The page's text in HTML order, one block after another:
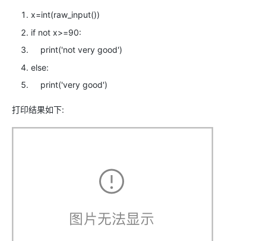
x=int(raw_input())
if not x>=90:
print('not very good')
else:
print('very good')
打印结果如下: